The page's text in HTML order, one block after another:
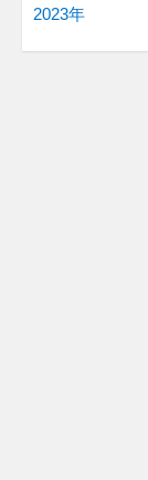
2023年